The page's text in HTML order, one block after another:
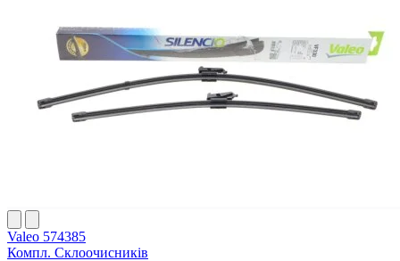
Valeo 574385
Компл. Склоочисників